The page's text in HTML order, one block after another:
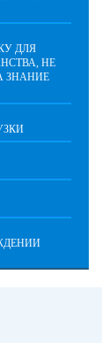
ДЛЯ
НЕ
ЗНАНИЕ